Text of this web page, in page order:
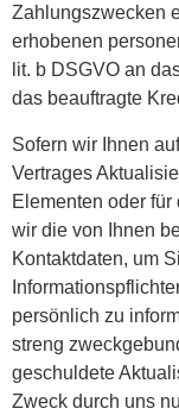
Zahlungszwecken
erhobenen
lit. b DSGVO an
das beauftragte
Sofern wir Ihnen
Vertrages
Elementen oder
wir die von Ihnen
Kontaktdaten, um
persönlich zu
streng
geschuldete
Zweck durch uns